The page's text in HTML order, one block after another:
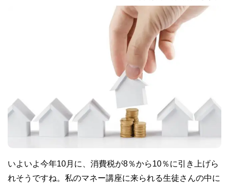
いよいよ今年10月に、消費税が8％から10％に引き上げら
れそうですね。私のマネー講座に来られる生徒さんの中に